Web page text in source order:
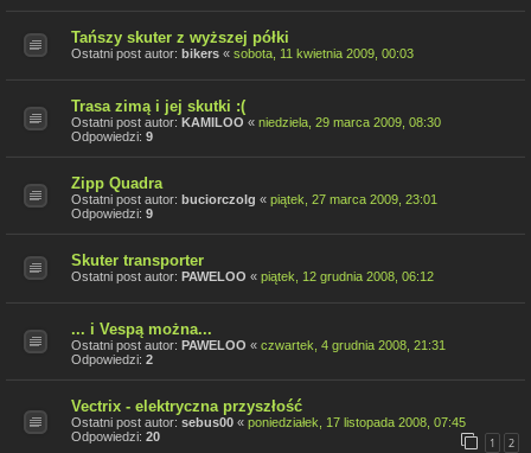
Tańszy skuter z wyższej półki
Ostatni post autor: bikers « sobota, 11 kwietnia 2009, 00:03
Trasa zimą i jej skutki :(
Ostatni post autor: KAMILOO « niedziela, 29 marca 2009, 08:30
Odpowiedzi: 9
Zipp Quadra
Ostatni post autor: buciorczolg « piątek, 27 marca 2009, 23:01
Odpowiedzi: 9
Skuter transporter
Ostatni post autor: PAWELOO « piątek, 12 grudnia 2008, 06:12
... i Vespą można...
Ostatni post autor: PAWELOO « czwartek, 4 grudnia 2008, 21:31
Odpowiedzi: 2
Vectrix - elektryczna przyszłość
Ostatni post autor: sebus00 « poniedziałek, 17 listopada 2008, 07:45
Odpowiedzi: 20 1 2